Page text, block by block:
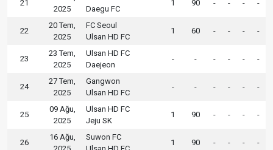
21
2025
Daegu FC
1 90 - - - -
22
20 Tem,
2025
FC Seoul
Ulsan HD FC
1 60 - - - -
23
23 Tem,
2025
Ulsan HD FC
Daejeon
- - - - - -
24
27 Tem,
2025
Gangwon
Ulsan HD FC
- - - - - -
25
09 Ağu,
2025
Ulsan HD FC
Jeju SK
1 90 - - - -
26
16 Ağu,
Suwon FC
1 90 - - - -